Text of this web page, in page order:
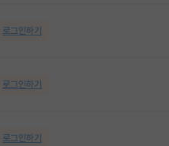
로그인하기
로그인하기
로그인하기